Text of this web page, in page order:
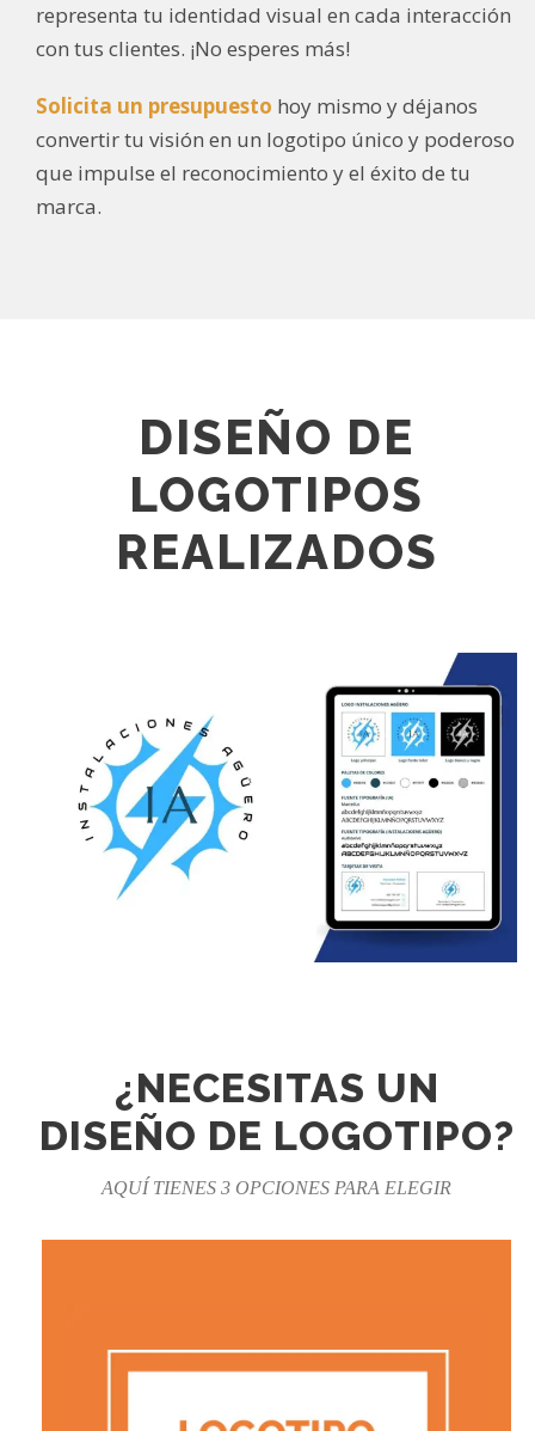
representa tu identidad visual en cada interacción
con tus clientes. ¡No esperes más!
Solicita un presupuesto hoy mismo y déjanos
convertir tu visión en un logotipo único y poderoso
que impulse el reconocimiento y el éxito de tu
marca.
DISEÑO DE
LOGOTIPOS
REALIZADOS
DISEÑO DE IMAGEN CORPORATIVA
INSTALACIONES AGÜERO
¿NECESITAS UN
DISEÑO DE LOGOTIPO?
AQUÍ TIENES 3 OPCIONES PARA ELEGIR